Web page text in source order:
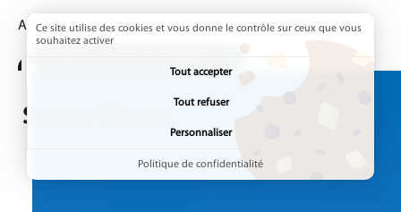
Accueil Annuaires Communes Page active :
Sainte-Marie
Sainte-Marie
Ce site utilise des cookies et vous donne le contrôle sur ceux que vous
souhaitez activer
Tout accepter
Tout refuser
Personnaliser
Politique de confidentialité